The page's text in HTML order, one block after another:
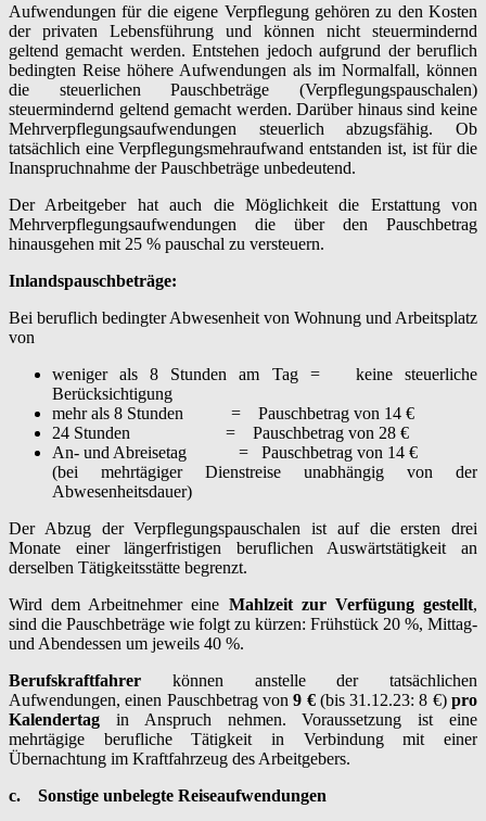
Aufwendungen für die eigene Verpflegung gehören zu den Kosten
der privaten Lebensführung und können nicht steuermindernd
geltend gemacht werden. Entstehen jedoch aufgrund der beruflich
bedingten Reise höhere Aufwendungen als im Normalfall, können
die steuerlichen Pauschbeträge (Verpflegungspauschalen)
steuermindernd geltend gemacht werden. Darüber hinaus sind keine
Mehrverpflegungsaufwendungen steuerlich abzugsfähig. Ob
tatsächlich eine Verpflegungsmehraufwand entstanden ist, ist für die
Inanspruchnahme der Pauschbeträge unbedeutend.
Der Arbeitgeber hat auch die Möglichkeit die Erstattung von
Mehrverpflegungsaufwendungen die über den Pauschbetrag
hinausgehen mit 25 % pauschal zu versteuern.
Inlandspauschbeträge:
Bei beruflich bedingter Abwesenheit von Wohnung und Arbeitsplatz
von
weniger als 8 Stunden am Tag = keine steuerliche
Berücksichtigung
mehr als 8 Stunden = Pauschbetrag von 14 €
24 Stunden = Pauschbetrag von 28 €
An- und Abreisetag = Pauschbetrag von 14 €
(bei mehrtägiger Dienstreise unabhängig von der
Abwesenheitsdauer)
Der Abzug der Verpflegungspauschalen ist auf die ersten drei
Monate einer längerfristigen beruflichen Auswärtstätigkeit an
derselben Tätigkeitsstätte begrenzt.
Wird dem Arbeitnehmer eine Mahlzeit zur Verfügung gestellt,
sind die Pauschbeträge wie folgt zu kürzen: Frühstück 20 %, Mittag-
und Abendessen um jeweils 40 %.
Berufskraftfahrer können anstelle der tatsächlichen
Aufwendungen, einen Pauschbetrag von9 €(bis 31.12.23: 8 €)pro
Kalendertag in Anspruch nehmen. Voraussetzung ist eine
mehrtägige berufliche Tätigkeit in Verbindung mit einer
Übernachtung im Kraftfahrzeug des Arbeitgebers.
c. Sonstige unbelegte Reiseaufwendungen